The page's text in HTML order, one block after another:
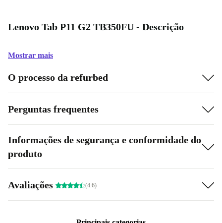
Lenovo Tab P11 G2 TB350FU - Descrição
Mostrar mais
O processo da refurbed
Perguntas frequentes
Informações de segurança e conformidade do
produto
Avaliações (4.6)